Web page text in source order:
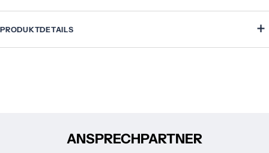
PRODUKTDETAILS +
ANSPRECHPARTNER